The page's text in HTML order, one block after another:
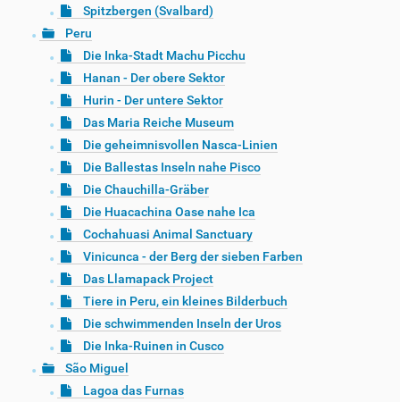
Spitzbergen (Svalbard)
Peru
Die Inka-Stadt Machu Picchu
Hanan - Der obere Sektor
Hurin - Der untere Sektor
Das Maria Reiche Museum
Die geheimnisvollen Nasca-Linien
Die Ballestas Inseln nahe Pisco
Die Chauchilla-Gräber
Die Huacachina Oase nahe Ica
Cochahuasi Animal Sanctuary
Vinicunca - der Berg der sieben Farben
Das Llamapack Project
Tiere in Peru, ein kleines Bilderbuch
Die schwimmenden Inseln der Uros
Die Inka-Ruinen in Cusco
São Miguel
Lagoa das Furnas